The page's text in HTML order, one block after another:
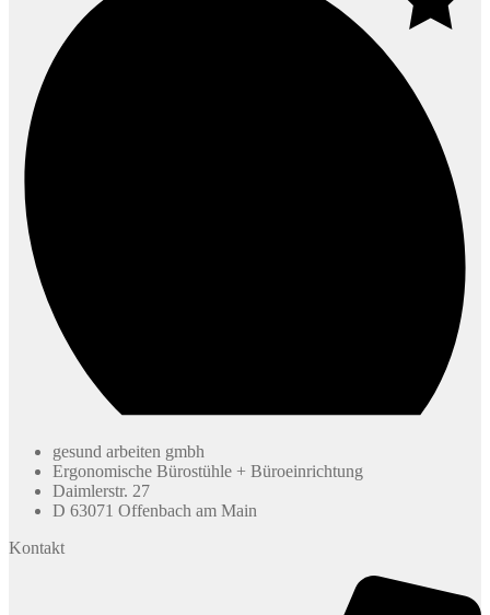
gesund arbeiten gmbh
Ergonomische Bürostühle + Büroeinrichtung
Daimlerstr. 27
D 63071 Offenbach am Main
Kontakt